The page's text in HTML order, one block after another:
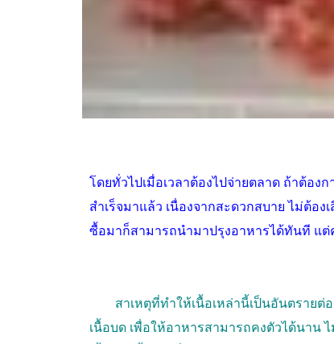
โดยทั่วไปเมื่อเวลาต้องไปจ่ายตลาด ถ้าต้อ
สำเร็จมาแล้ว เนื่องจากสะดวกสบาย ไม่ต้อง
ซื้อมาก็สามารถนำมาปรุงอาหารได้ทันที แต่
สาเหตุที่ทำให้เนื้อเหล่านี้เป็นอันตราย
เนื้อบด เพื่อให้อาหารสามารถคงตัวได้นาน